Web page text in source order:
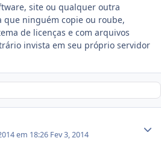
site ou qualquer outra
que ninguém copie ou roube,
de licenças e com arquivos
invista em seu próprio servidor
em 18:26 Fev 3, 2014